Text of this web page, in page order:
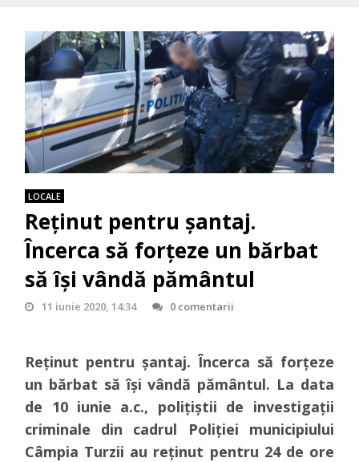
LOCALE
Reținut pentru șantaj.
Încerca să forțeze un bărbat
să își vândă pământul
11 iunie 2020, 14:34 0 comentarii
Reținut pentru șantaj. Încerca să forțeze
un bărbat să își vândă pământul. La data
de 10 iunie a.c., poliţiştii de investigaţii
criminale din cadrul Poliţiei municipiului
Câmpia Turzii au reţinut pentru 24 de ore